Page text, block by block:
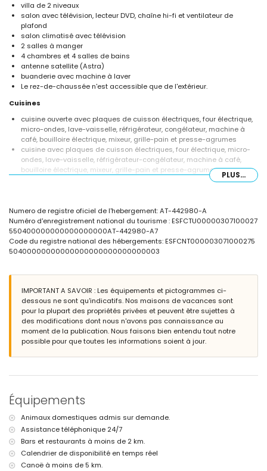
villa de 2 niveaux
salon avec télévision, lecteur DVD, chaîne hi-fi et ventilateur de
plafond
salon climatisé avec télévision
2 salles à manger
4 chambres et 4 salles de bains
antenne satellite (Astra)
buanderie avec machine à laver
Le rez-de-chaussée n'est accessible que de l'extérieur.
Cuisines
cuisine ouverte avec plaques de cuisson électriques, four électrique,
micro-ondes, lave-vaisselle, réfrigérateur, congélateur, machine à
café, bouilloire électrique, mixeur, grille-pain et presse-agrumes
cuisine avec plaques de cuisson électriques, four électrique, micro-
ondes, lave-vaisselle, réfrigérateur-congélateur, machine à café,
bouilloire électrique, mixeur, grille-pain et presse-agrumes
chambre climatisée avec 2 lits simples (mesurant 190 par 90 cm)
chambre climatisée avec 2 lits simples, ventilateur et salle de bains
attenante
chambre climatisée avec 2 lits simples et ventilateur
salle de bains attenante avec lavabo simple, douche et toilettes
grand terrain clôturé
piscine privée en forme de rein mesurant 12m x 5m et 2m de
profondeur
jardin avec gravier et mobilier de jardin avec transats
terrasse
barbecue
douche extérieure
2 places de parking privées clôturées
Informations supplémentaires
ville la plus proche : Jávea (à moins de 5 kilomètres de la villa)
plage la plus proche : El Puerto, Jávea (à moins de 5 kilomètres de la
villa)
port le plus proche : Aduanas, Jávea (à moins de 5 kilomètres de la
villa)
parc le plus proche : Montgó, Jávea (à moins de 2 kilomètres de la
PLUS...
Numero de registre oficiel de l'hebergement: AT-442980-A
Numéro d'enregistrement national du tourisme : ESFCTU00000307100027
550400000000000000000AT-442980-A7
Code du registre national des hébergements: ESFCNT000003071000275
50400000000000000000000000000003
IMPORTANT A SAVOIR : Les équipements et pictogrammes ci-
dessous ne sont qu'indicatifs. Nos maisons de vacances sont
pour la plupart des propriétés privées et peuvent être sujettes à
des modifications dont nous n'avons pas connaissance au
moment de la publication. Nous faisons bien entendu tout notre
possible pour que toutes les informations soient à jour.
Équipements
Animaux domestiques admis sur demande.
Assistance téléphonique 24/7
Bars et restaurants à moins de 2 km.
Calendrier de disponibilité en temps réel
Canoë à moins de 5 km.